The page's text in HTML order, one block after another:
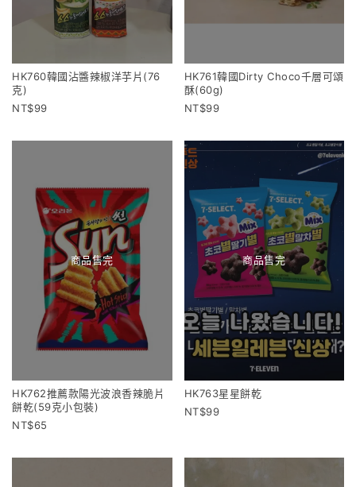
HK760韓國沾醬辣椒洋芋片(76
克)
99
HK761韓國Dirty Choco千層可頌
酥(60g)
99
商品售完
HK762推薦款陽光波浪香辣脆片
餅乾(59克小包裝)
65
商品售完
HK763星星餅乾
99